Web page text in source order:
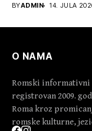
BYADMIN 14. JULA
O NAMA
Romski informativni
registrovan 2009.
Roma kroz
romske kulturne,